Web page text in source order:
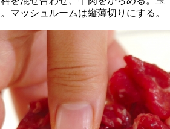
マッシュルームは縦薄切りにする。